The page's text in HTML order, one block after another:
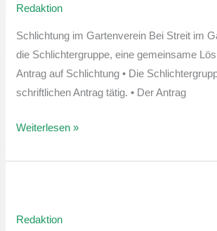
Redaktion
Schlichtung im Gartenverein Bei Streit im
die Schlichtergruppe, eine gemeinsame
Antrag auf Schlichtung • Die
schriftlichen Antrag tätig. • Der Antrag
Schlichtergruppe
Weiterlesen »
Redaktion
Schlichtergruppe